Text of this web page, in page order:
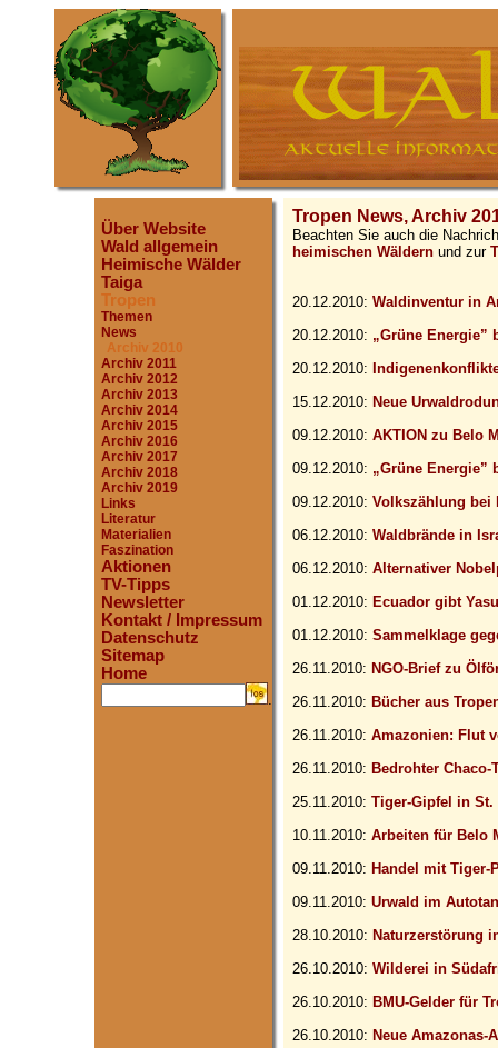
Über Website
Wald allgemein
Heimische Wälder
Taiga
Tropen
Themen
News
Archiv 2010
Archiv 2011
Archiv 2012
Archiv 2013
Archiv 2014
Archiv 2015
Archiv 2016
Archiv 2017
Archiv 2018
Archiv 2019
Links
Literatur
Materialien
Faszination
Aktionen
TV-Tipps
Newsletter
Kontakt / Impressum
Datenschutz
Sitemap
Home
.
Tropen News, Archiv
Beachten Sie auch die
heimischen Wäldern und zur
20.12.2010: Waldinventur in
20.12.2010: „Grüne Energie”
20.12.2010:
15.12.2010: Neue
09.12.2010: AKTION zu Belo
09.12.2010: „Grüne Energie”
09.12.2010: Volkszählung bei
06.12.2010: Waldbrände in
06.12.2010: Alternativer
01.12.2010: Ecuador gibt
01.12.2010: Sammelklage
26.11.2010: NGO-Brief zu
26.11.2010: Bücher aus
26.11.2010: Amazonien: Flut
26.11.2010: Bedrohter Chaco-
25.11.2010: Tiger-Gipfel in St.
10.11.2010: Arbeiten für Belo
09.11.2010: Handel mit Tiger-
09.11.2010: Urwald im
28.10.2010: Naturzerstörung
26.10.2010: Wilderei in
26.10.2010: BMU-Gelder für
26.10.2010: Neue Amazonas-